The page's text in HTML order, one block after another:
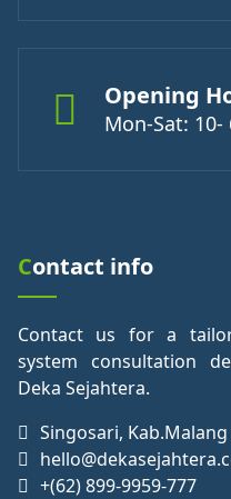
Opening
Mon-Sat: 10-
Contact info
Contact us for a
system consultation
Deka Sejahtera.
Singosari, Kab.Malang
+(62) 899-9959-777